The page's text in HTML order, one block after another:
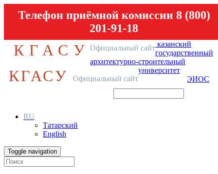
Телефон приёмной комиссии 8 (800)
201-91-18
КГАСУ Официальный сайт казанский
государственный
архитектурно-строительный
университет
КГАСУ Официальный сайт ЭИОС
RU
Татарский
English
Toggle navigation